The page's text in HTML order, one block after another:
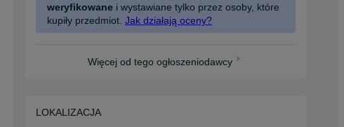
weryfikowane i wystawiane tylko przez osoby, które
kupiły przedmiot. Jak działają oceny?
Więcej od tego ogłoszeniodawcy
LOKALIZACJA